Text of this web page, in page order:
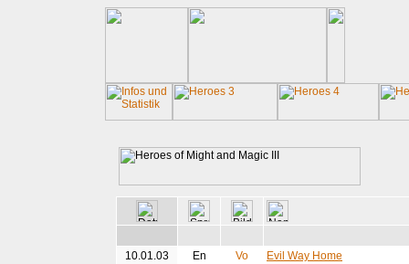
10.01.03
Evil Way Home